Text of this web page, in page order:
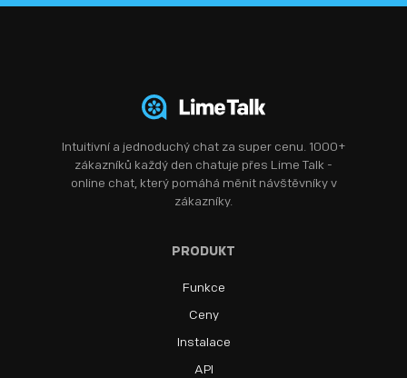
Intuitivní a jednoduchý chat za super cenu. 1000+
zákazníků každý den chatuje přes Lime Talk -
online chat, který pomáhá měnit návštěvníky v
zákazníky.
PRODUKT
Funkce
Ceny
Instalace
API